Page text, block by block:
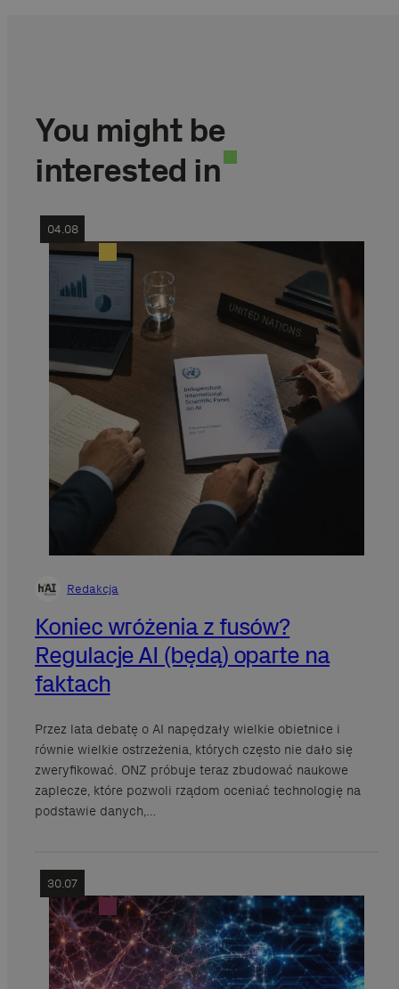
You might be
interested in
Redakcja
Koniec wróżenia z fusów?
Regulacje AI (będą) oparte na
faktach
Przez lata debatę o AI napędzały wielkie obietnice i
równie wielkie ostrzeżenia, których często nie dało się
zweryfikować. ONZ próbuje teraz zbudować naukowe
zaplecze, które pozwoli rządom oceniać technologię na
podstawie danych,…
04.08
30.07